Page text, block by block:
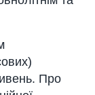
Про